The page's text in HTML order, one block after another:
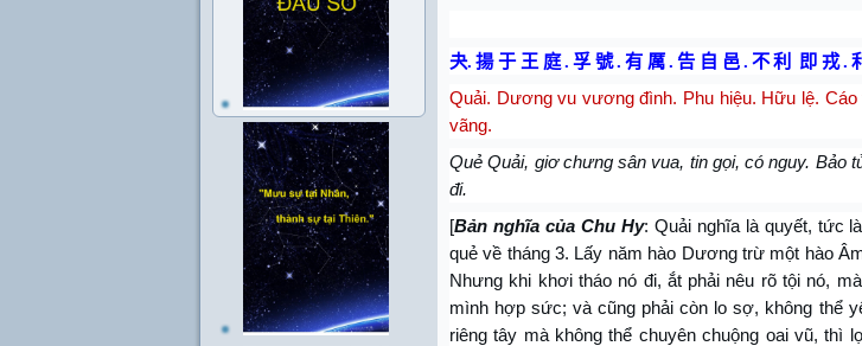
夬. 揚 于 王 庭. 孚 號. 有 厲. 告 自 邑. 不利 即 戎.
Quải. Dương vu vương đình. Phu hiệu. Hữu lệ.
vãng.
Quẻ Quải, giơ chưng sân vua, tin gọi, có nguy. Bảo
đi.
[Bản nghĩa của Chu Hy: Quải nghĩa là quyết, tức
quẻ về tháng 3. Lấy năm hào Dương trừ một hào
Nhưng khi khơi tháo nó đi, ắt phải nêu rõ tội nó,
mình hợp sức; và cũng phải còn lo sợ, không thể
riêng tây mà không thể chuyên chuộng oai vũ, thì